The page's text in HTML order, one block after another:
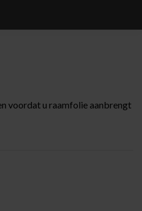
voordat u raamfolie aanbrengt